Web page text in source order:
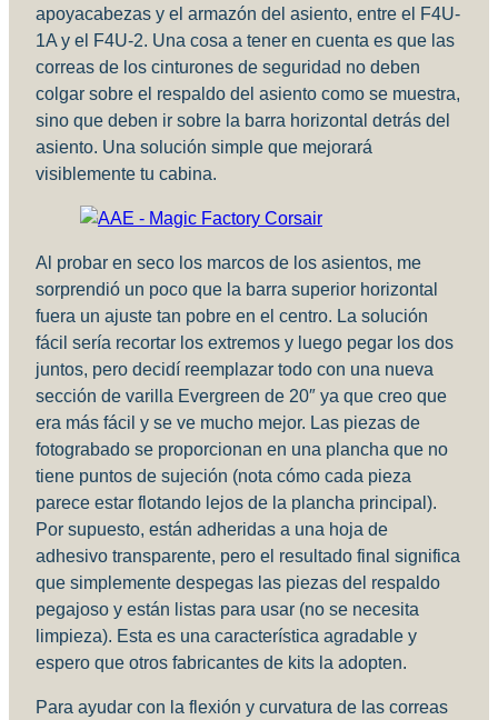
apoyacabezas y el armazón del asiento, entre el F4U-
1A y el F4U-2. Una cosa a tener en cuenta es que las
correas de los cinturones de seguridad no deben
colgar sobre el respaldo del asiento como se muestra,
sino que deben ir sobre la barra horizontal detrás del
asiento. Una solución simple que mejorará
visiblemente tu cabina.
Al probar en seco los marcos de los asientos, me
sorprendió un poco que la barra superior horizontal
fuera un ajuste tan pobre en el centro. La solución
fácil sería recortar los extremos y luego pegar los dos
juntos, pero decidí reemplazar todo con una nueva
sección de varilla Evergreen de 20″ ya que creo que
era más fácil y se ve mucho mejor. Las piezas de
fotograbado se proporcionan en una plancha que no
tiene puntos de sujeción (nota cómo cada pieza
parece estar flotando lejos de la plancha principal).
Por supuesto, están adheridas a una hoja de
adhesivo transparente, pero el resultado final significa
que simplemente despegas las piezas del respaldo
pegajoso y están listas para usar (no se necesita
limpieza). Esta es una característica agradable y
espero que otros fabricantes de kits la adopten.
Para ayudar con la flexión y curvatura de las correas